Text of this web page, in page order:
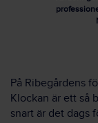
På Ribegårdens
Klockan är ett så
snart är det dags